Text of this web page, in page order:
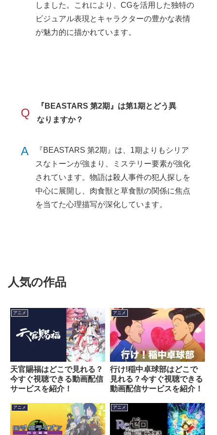
しました。これにより、CGを活用した独特の
ビジュアル表現とキャラクターの豊かな表情
が魅力的に描かれています。
Q
『BEASTARS 第2期』は第1期とどう異
なりますか？
A
『BEASTARS 第2期』は、1期よりもシリア
スなトーンが強まり、ミステリー要素が強化
されています。物語は殺人事件の犯人探しを
中心に展開し、肉食獣と草食獣の関係に焦点
を当てた心理描写が深化しています。
人気の作品
アニメ
天官賜福はどこで見れる？
今すぐ視聴できる動画配信
サービスを紹介！
アニメ
行け!稲中卓球部はどこで
見れる？今すぐ視聴できる
動画配信サービスを紹介！
アニメ アニメ